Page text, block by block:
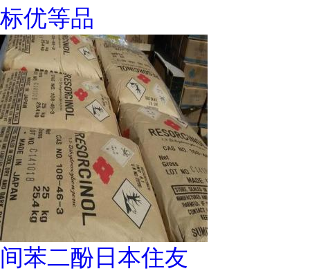
标优等品
间苯二酚日本住友